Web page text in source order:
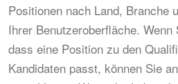
Positionen nach Land, Branche
Ihrer Benutzeroberfläche.
dass eine Position zu den
Kandidaten passt, können Sie